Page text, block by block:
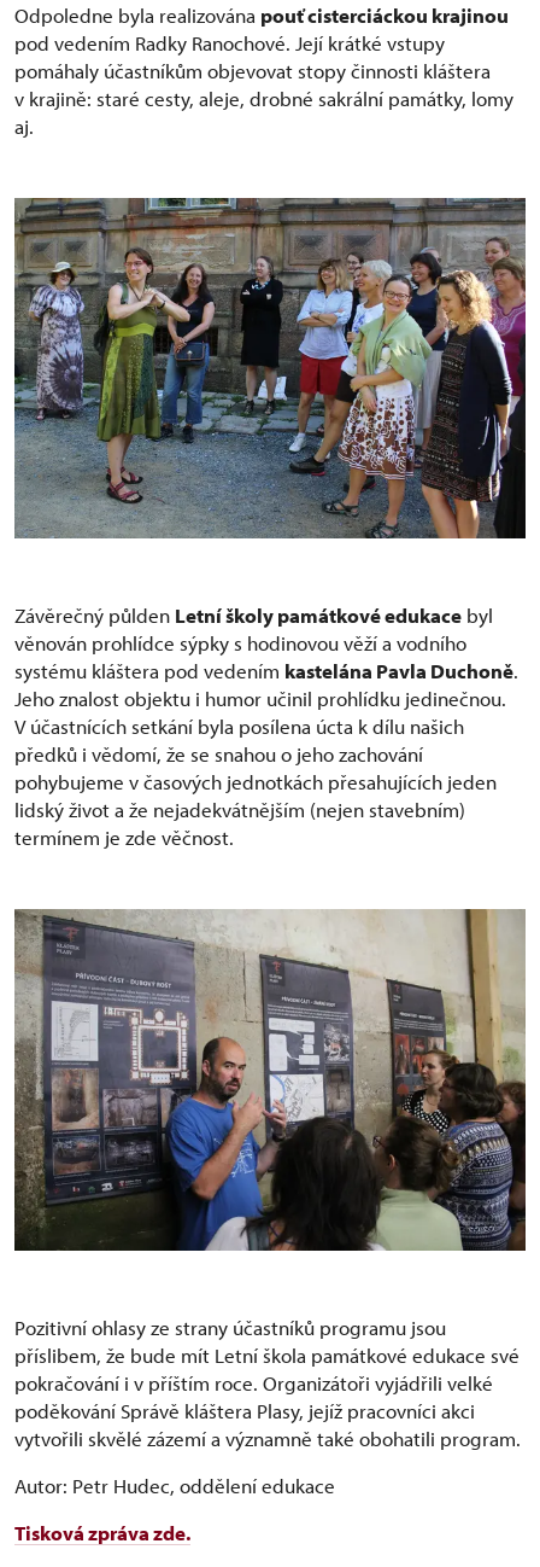
Odpoledne byla realizována pouť cisterciáckou krajinou
pod vedením Radky Ranochové. Její krátké vstupy
pomáhaly účastníkům objevovat stopy činnosti kláštera
v krajině: staré cesty, aleje, drobné sakrální památky, lomy
aj.
Závěrečný půlden Letní školy památkové edukace byl
věnován prohlídce sýpky s hodinovou věží a vodního
systému kláštera pod vedením kastelána Pavla Duchoně.
Jeho znalost objektu i humor učinil prohlídku jedinečnou.
V účastnících setkání byla posílena úcta k dílu našich
předků i vědomí, že se snahou o jeho zachování
pohybujeme v časových jednotkách přesahujících jeden
lidský život a že nejadekvátnějším (nejen stavebním)
termínem je zde věčnost.
Pozitivní ohlasy ze strany účastníků programu jsou
příslibem, že bude mít Letní škola památkové edukace své
pokračování i v příštím roce. Organizátoři vyjádřili velké
poděkování Správě kláštera Plasy, jejíž pracovníci akci
vytvořili skvělé zázemí a významně také obohatili program.
Autor: Petr Hudec, oddělení edukace
Tisková zpráva zde.